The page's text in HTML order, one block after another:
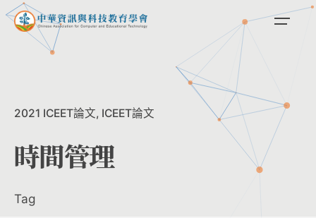
Skip
content
2021 ICEET論文 ICEET論文
時間管理
Tag